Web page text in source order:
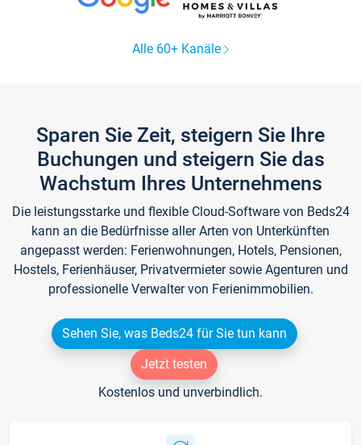
Alle 60+ Kanäle
Sparen Sie Zeit, steigern Sie Ihre
Buchungen und steigern Sie das
Wachstum Ihres Unternehmens
Die leistungsstarke und flexible Cloud-Software von Beds24
kann an die Bedürfnisse aller Arten von Unterkünften
angepasst werden: Ferienwohnungen, Hotels, Pensionen,
Hostels, Ferienhäuser, Privatvermieter sowie Agenturen und
professionelle Verwalter von Ferienimmobilien.
Sehen Sie, was Beds24 für Sie tun kann
Jetzt testen
Kostenlos und unverbindlich.